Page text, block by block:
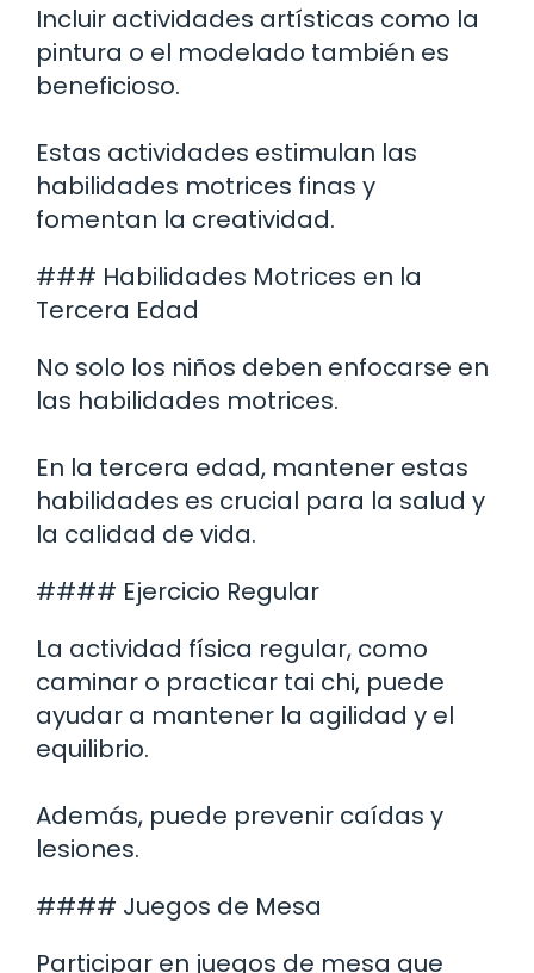
Incluir actividades artísticas como la
pintura o el modelado también es
beneficioso.
Estas actividades estimulan las
habilidades motrices finas y
fomentan la creatividad.
### Habilidades Motrices en la
Tercera Edad
No solo los niños deben enfocarse en
las habilidades motrices.
En la tercera edad, mantener estas
habilidades es crucial para la salud y
la calidad de vida.
#### Ejercicio Regular
La actividad física regular, como
caminar o practicar tai chi, puede
ayudar a mantener la agilidad y el
equilibrio.
Además, puede prevenir caídas y
lesiones.
#### Juegos de Mesa
Participar en juegos de mesa que